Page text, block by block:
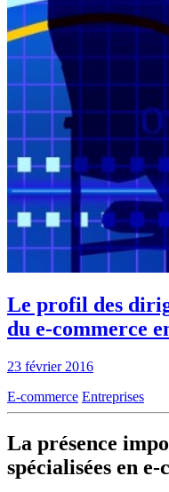
Le profil des
du e-commerce
23 février 2016
E-commerce Entreprises
La présence
spécialisées en